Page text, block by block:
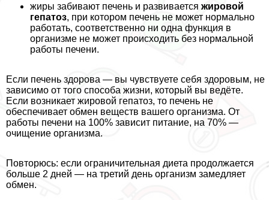
жиры забивают печень и развивается жировой
гепатоз, при котором печень не может нормально
работать, соответственно ни одна функция в
организме не может происходить без нормальной
работы печени.
Если печень здорова — вы чувствуете себя здоровым, не
зависимо от того способа жизни, который вы ведёте.
Если возникает жировой гепатоз, то печень не
обеспечивает обмен веществ вашего организма. От
работы печени на 100% зависит питание, на 70% —
очищение организма.
Повторюсь: если ограничительная диета продолжается
больше 2 дней — на третий день организм замедляет
обмен.